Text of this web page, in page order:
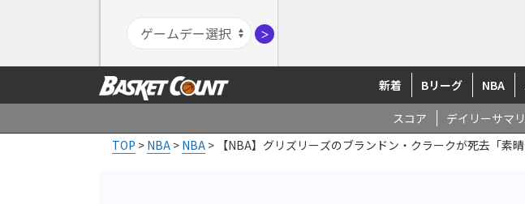
＞
新着 Bリーグ NBA
スコア デイリーサマ
TOP > NBA > NBA > 【NBA】グリズリーズのブランドン・クラークが死去「素